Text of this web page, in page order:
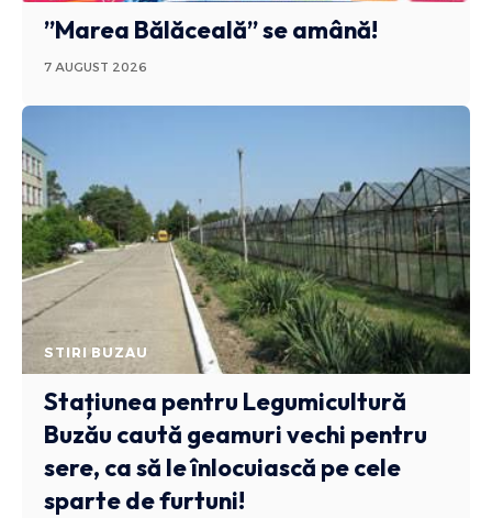
”Marea Bălăceală” se amână!
7 AUGUST 2026
STIRI BUZAU
Stațiunea pentru Legumicultură
Buzău caută geamuri vechi pentru
sere, ca să le înlocuiască pe cele
sparte de furtuni!